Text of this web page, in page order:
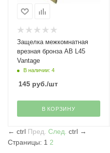
Защелка межкомнатная
врезная бронза АВ L45
Vantage
В наличии: 4
145 руб./шт
В КОРЗИНУ
← ctrl Пред. След. ctrl →
Страницы: 1 2